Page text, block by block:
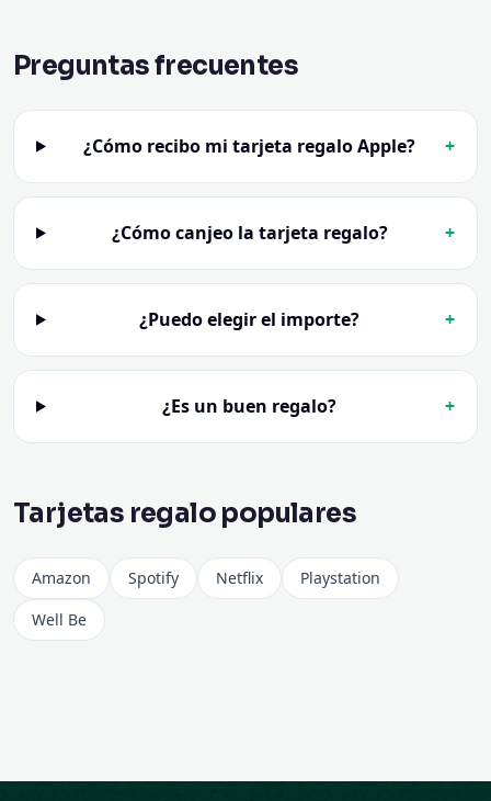
Preguntas frecuentes
¿Cómo recibo mi tarjeta regalo Apple? +
¿Cómo canjeo la tarjeta regalo? +
¿Puedo elegir el importe? +
¿Es un buen regalo? +
Tarjetas regalo populares
Amazon Spotify Netflix
Playstation
Well Be